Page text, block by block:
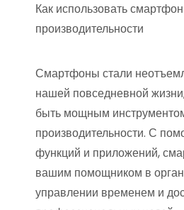
Как использовать
производительности
Смартфоны стали
нашей повседневной
быть мощным
производительности. С
функций и приложений,
вашим помощником в
управлении временем и